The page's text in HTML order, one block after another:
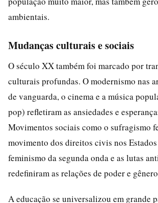
ambientais.
Mudanças culturais e sociais
O século XX também foi marcado por
culturais profundas. O modernismo nas
de vanguarda, o cinema e a música
pop) refletiram as ansiedades e
Movimentos sociais como o sufragismo
movimento dos direitos civis nos
feminismo da segunda onda e as lutas
redefiniram as relações de poder e
A educação se universalizou em grande